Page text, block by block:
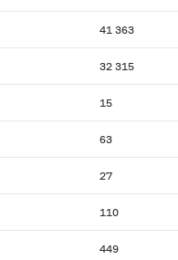
41 363
32 315
15
63
27
110
449